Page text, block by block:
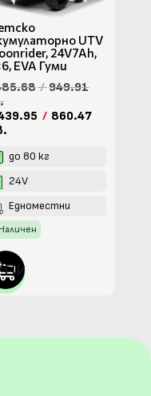
UTV
24V7Ah,
EVA Гуми
/949.91
/ 860.47
до 80 кг
24V
Едноместни